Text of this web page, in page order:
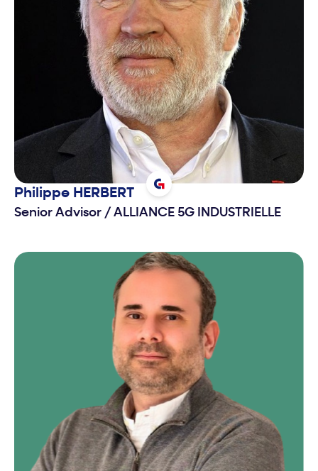
Philippe HERBERT
Senior Advisor / ALLIANCE 5G INDUSTRIELLE